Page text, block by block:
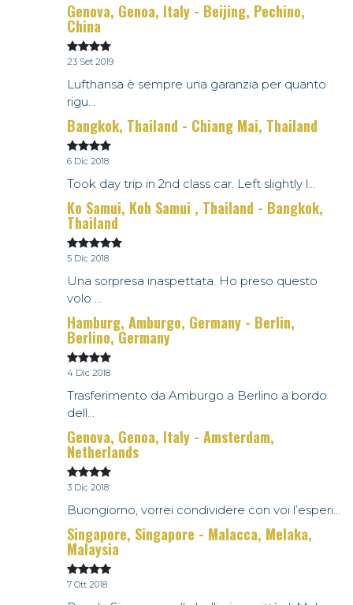
Genova, Genoa, Italy - Beijing, Pechino,
China
23 Set 2019
Lufthansa è sempre una garanzia per quanto
rigu...
Bangkok, Thailand - Chiang Mai, Thailand
6 Dic 2018
Took day trip in 2nd class car. Left slightly l...
Ko Samui, Koh Samui , Thailand - Bangkok,
Thailand
5 Dic 2018
Una sorpresa inaspettata. Ho preso questo
volo ...
Hamburg, Amburgo, Germany - Berlin,
Berlino, Germany
4 Dic 2018
Trasferimento da Amburgo a Berlino a bordo
dell...
Genova, Genoa, Italy - Amsterdam,
Netherlands
3 Dic 2018
Buongiorno, vorrei condividere con voi l’esperi...
Singapore, Singapore - Malacca, Melaka,
Malaysia
7 Ott 2018